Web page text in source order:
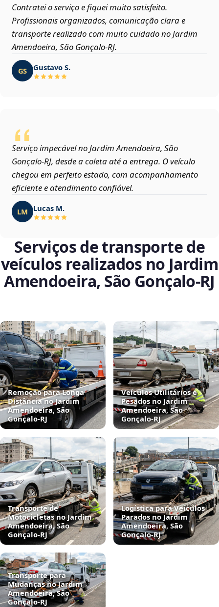
Contratei o serviço e fiquei muito satisfeito.
Profissionais organizados, comunicação clara e
transporte realizado com muito cuidado no Jardim
Amendoeira, São Gonçalo‑RJ.
GS Gustavo S.
Serviço impecável no Jardim Amendoeira, São
Gonçalo‑RJ, desde a coleta até a entrega. O veículo
chegou em perfeito estado, com acompanhamento
eficiente e atendimento confiável.
LM Lucas M.
Serviços de transporte de
veículos realizados no Jardim
Amendoeira, São Gonçalo‑RJ
Remoção para Longa
Distância no Jardim
Amendoeira, São
Gonçalo‑RJ
Veículos Utilitários e
Pesados no Jardim
Amendoeira, São
Gonçalo‑RJ
Transporte de
Motocicletas no Jardim
Amendoeira, São
Gonçalo‑RJ
Logística para Veículos
Parados no Jardim
Amendoeira, São
Gonçalo‑RJ
Transporte para
Mudanças no Jardim
Amendoeira, São
Gonçalo‑RJ